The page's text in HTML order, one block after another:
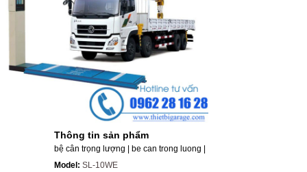
Thông tin sản phẩm
bệ cân trọng lượng | be can trong luong |
Model:SL-10WE